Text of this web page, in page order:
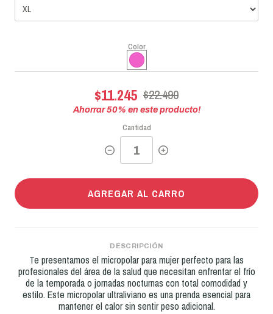
Color
$11.245 $22.490
Ahorrar50% en este producto!
Cantidad
AGREGAR AL CARRO
DESCRIPCIÓN
Te presentamos el micropolar para mujer perfecto para las
profesionales del área de la salud que necesitan enfrentar el frío
de la temporada o jornadas nocturnas con total comodidad y
estilo. Este micropolar ultraliviano es una prenda esencial para
mantener el calor sin sentir peso adicional.